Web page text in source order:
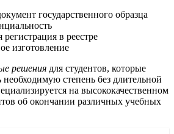
государственного образца
в реестре
изготовление
решения для студентов, которые
необходимую степень без длительной
на высококачественном
об окончании различных учебных